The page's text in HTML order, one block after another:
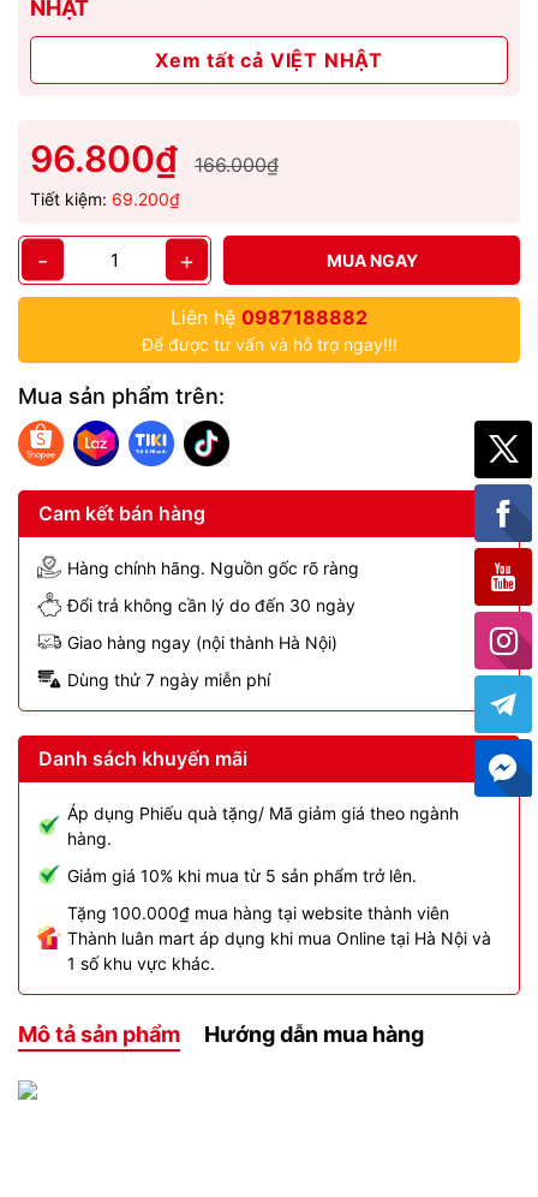
NHẬT
Xem tất cả VIỆT NHẬT
96.800₫ 166.000₫
Tiết kiệm: 69.200₫
- + MUA NGAY
Liên hệ 0987188882
Để được tư vấn và hỗ trợ ngay!!!
Mua sản phẩm trên:
Cam kết bán hàng
Hàng chính hãng. Nguồn gốc rõ ràng
Đổi trả không cần lý do đến 30 ngày
Giao hàng ngay (nội thành Hà Nội)
Dùng thử 7 ngày miễn phí
Danh sách khuyến mãi
Áp dụng Phiếu quà tặng/ Mã giảm giá theo ngành
hàng.
Giảm giá 10% khi mua từ 5 sản phẩm trở lên.
Tặng 100.000₫ mua hàng tại website thành viên
Thành luân mart áp dụng khi mua Online tại Hà Nội và
1 số khu vực khác.
Mô tả sản phẩm Hướng dẫn mua hàng